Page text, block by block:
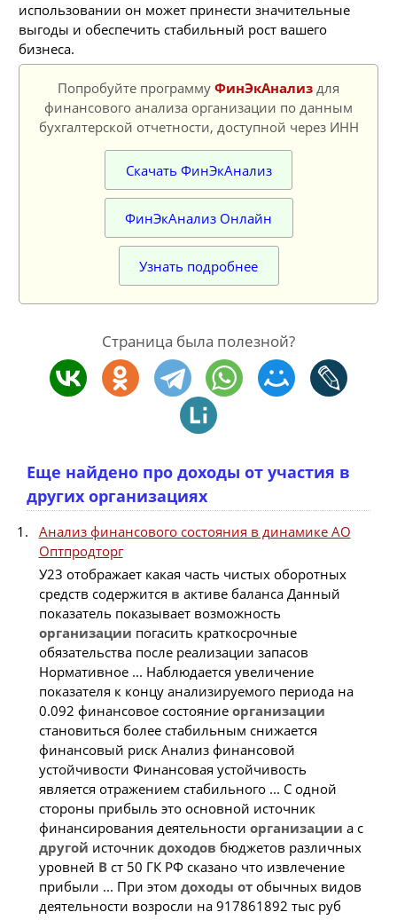
использовании он может принести значительные
выгоды и обеспечить стабильный рост вашего
бизнеса.
Попробуйте программу ФинЭкАнализ для
финансового анализа организации по данным
бухгалтерской отчетности, доступной через ИНН
Скачать ФинЭкАнализ
ФинЭкАнализ Онлайн
Узнать подробнее
Страница была полезной?
Еще найдено про доходы от участия в
других организациях
Анализ финансового состояния в динамике АО
Оптпродторг
У23 отображает какая часть чистых оборотных
средств содержится в активе баланса Данный
показатель показывает возможность
организации погасить краткосрочные
обязательства после реализации запасов
Нормативное ... Наблюдается увеличение
показателя к концу анализируемого периода на
0.092 финансовое состояние организации
становиться более стабильным снижается
финансовый риск Анализ финансовой
устойчивости Финансовая устойчивость
является отражением стабильного ... С одной
стороны прибыль это основной источник
финансирования деятельности организации а с
другой источник доходов бюджетов различных
уровней Вст 50 ГК РФ сказано что извлечение
прибыли ... При этом доходы отобычных видов
деятельности возросли на 917861892 тыс руб